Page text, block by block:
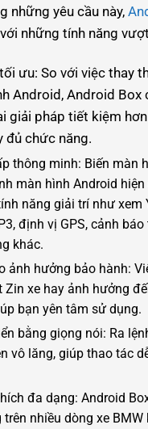
những yêu cầu này,
những tính năng
ưu: So với việc thay
Android, Android Box
giải pháp tiết kiệm
đủ chức năng.
thông minh: Biến màn
màn hình Android
năng giải trí như xem
định vị GPS, cảnh
khác.
ảnh hưởng bảo hành:
Zin xe hay ảnh hưởng
bạn yên tâm sử dụng.
bằng giọng nói: Ra
vô lăng, giúp thao tác
đa dạng: Android
trên nhiều dòng xe BMW